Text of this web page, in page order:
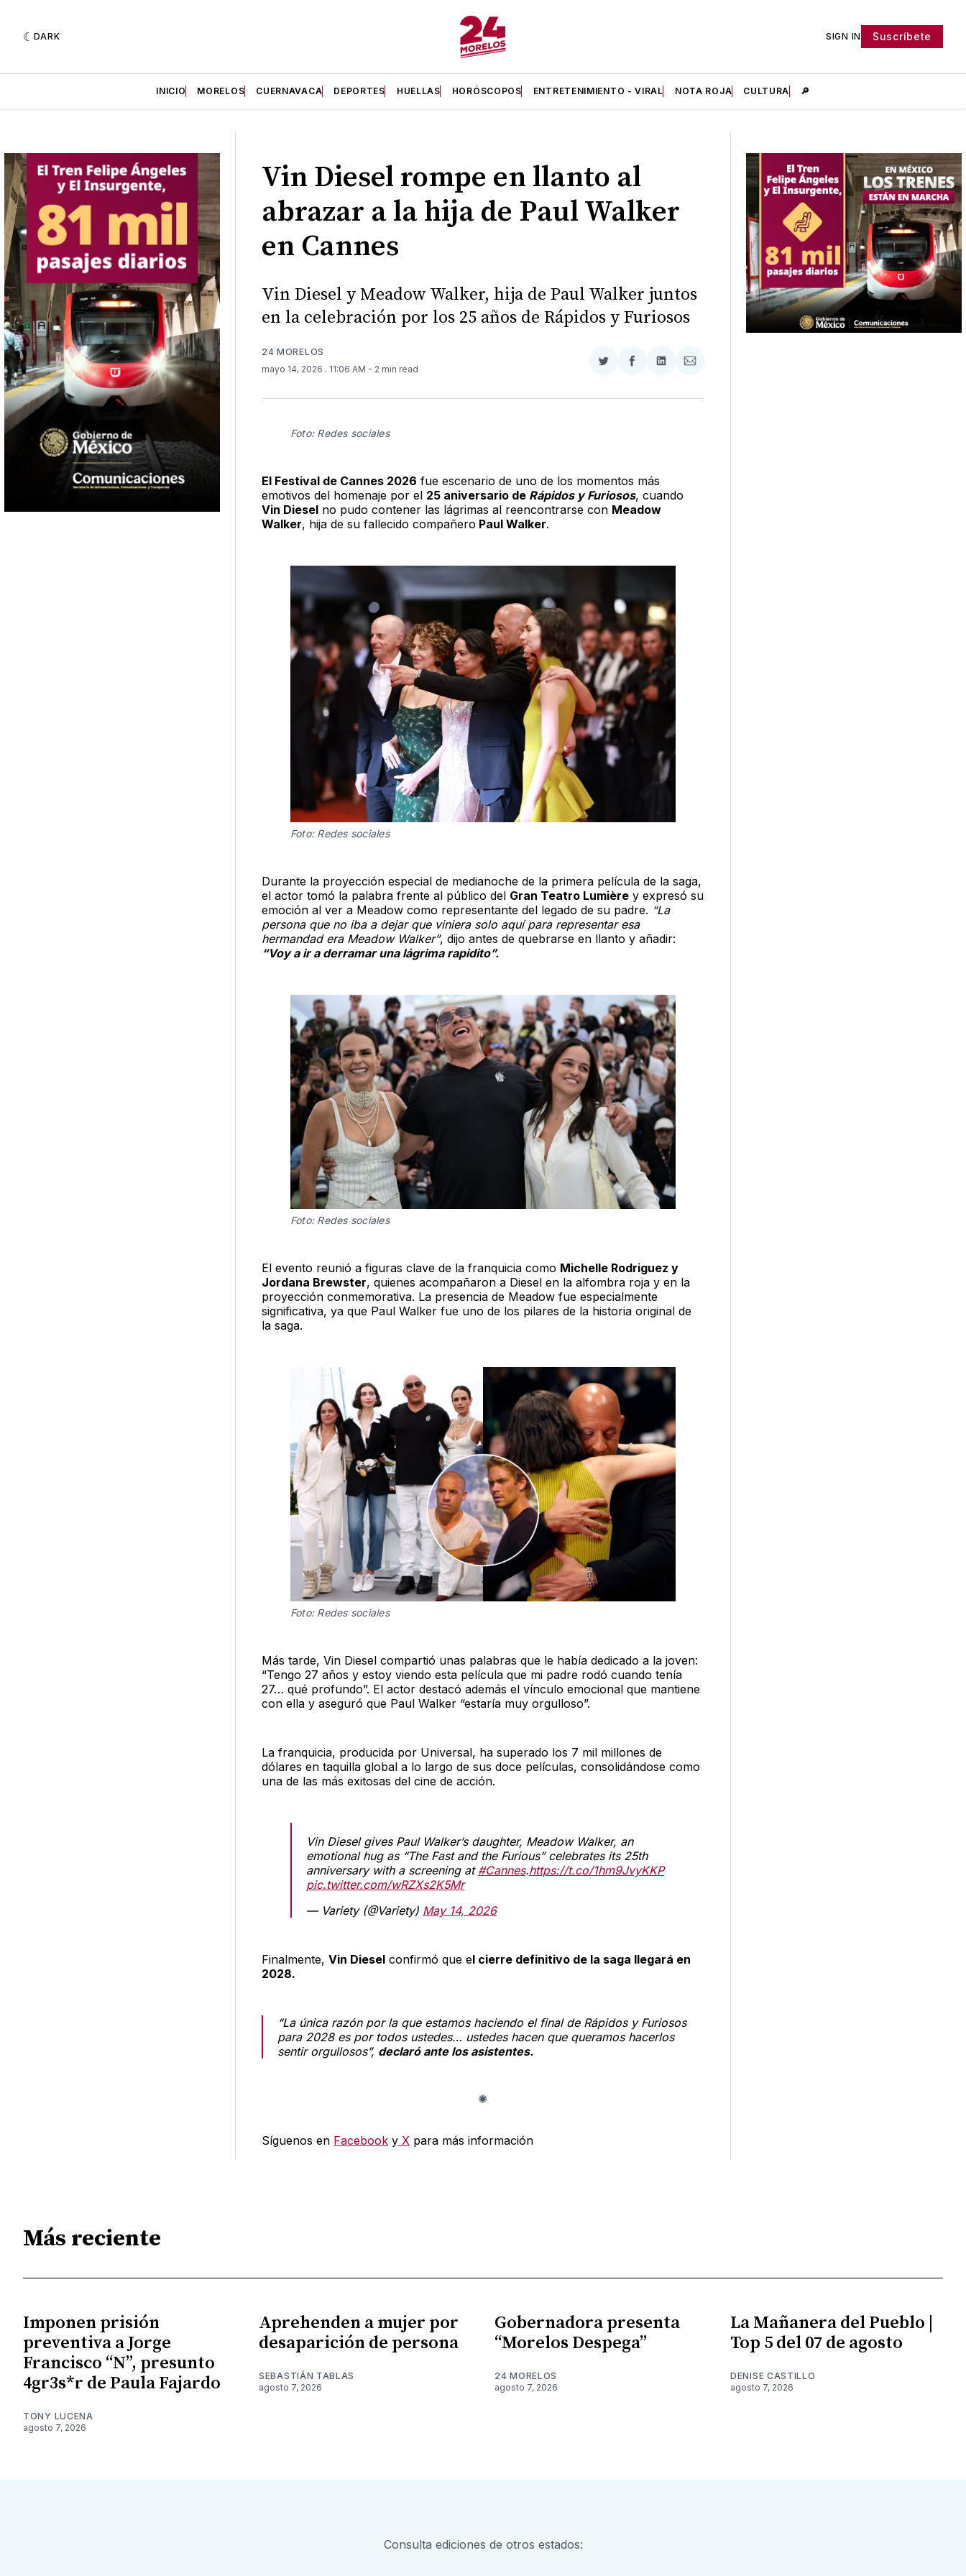
DARK SIGN IN Suscríbete
INICIO MORELOS CUERNAVACA DEPORTES HUELLAS HORÓSCOPOS ENTRETENIMIENTO - VIRAL NOTA ROJA CULTURA 🔎
Vin Diesel rompe en llanto al
abrazar a la hija de Paul Walker
en Cannes
Vin Diesel y Meadow Walker, hija de Paul Walker juntos
en la celebración por los 25 años de Rápidos y Furiosos
24 MORELOS
mayo 14, 2026 . 11:06 AM - 2 min read
Compartir
Twitter
Compartir
Facebook
Compartir
LinkedIn
Compartir
Email
Foto: Redes sociales
El Festival de Cannes 2026 fue escenario de uno de los momentos más
emotivos del homenaje por el 25 aniversario de Rápidos y Furiosos, cuando
Vin Dieselno pudo contener las lágrimas al reencontrarse con Meadow
Walker, hija de su fallecido compañero Paul Walker.
Foto: Redes sociales
Durante la proyección especial de medianoche de la primera película de la saga,
el actor tomó la palabra frente al público del Gran Teatro Lumièrey expresó su
emoción al ver a Meadow como representante del legado de su padre. “La
persona que no iba a dejar que viniera solo aquí para representar esa
hermandad era Meadow Walker”, dijo antes de quebrarse en llanto y añadir:
“Voy a ir a derramar una lágrima rapidito”.
Foto: Redes sociales
El evento reunió a figuras clave de la franquicia como Michelle Rodriguez y
Jordana Brewster, quienes acompañaron a Diesel en la alfombra roja y en la
proyección conmemorativa. La presencia de Meadow fue especialmente
significativa, ya que Paul Walker fue uno de los pilares de la historia original de
la saga.
Foto: Redes sociales
Más tarde, Vin Diesel compartió unas palabras que le había dedicado a la joven:
“Tengo 27 años y estoy viendo esta película que mi padre rodó cuando tenía
27… qué profundo”. El actor destacó además el vínculo emocional que mantiene
con ella y aseguró que Paul Walker “estaría muy orgulloso”.
La franquicia, producida por Universal, ha superado los 7 mil millones de
dólares en taquilla global a lo largo de sus doce películas, consolidándose como
una de las más exitosas del cine de acción.
Vin Diesel gives Paul Walker’s daughter, Meadow Walker, an
emotional hug as “The Fast and the Furious” celebrates its 25th
anniversary with a screening at #Cannes.https://t.co/1hm9JvyKKP
pic.twitter.com/wRZXs2K5Mr
— Variety (@Variety) May 14, 2026
Finalmente, Vin Dieselconfirmó que el cierre definitivo de la saga llegará en
2028.
“La única razón por la que estamos haciendo el final de Rápidos y Furiosos
para 2028 es por todos ustedes… ustedes hacen que queramos hacerlos
sentir orgullosos”, declaró ante los asistentes.
Síguenos en FacebookyXpara más información
Más reciente
Imponen prisión
preventiva a Jorge
Francisco “N”, presunto
4gr3s*r de Paula Fajardo
TONY LUCENA
agosto 7, 2026
Aprehenden a mujer por
desaparición de persona
SEBASTIÁN TABLAS
agosto 7, 2026
Gobernadora presenta
“Morelos Despega”
24 MORELOS
agosto 7, 2026
La Mañanera del Pueblo |
Top 5 del 07 de agosto
DENISE CASTILLO
agosto 7, 2026
Consulta ediciones de otros estados: